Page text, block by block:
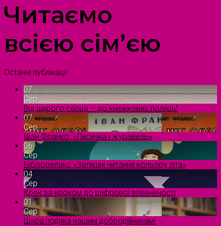
Читаємо
всією сім’єю
Останні публікації
07
Сер
Від щирого серця — до книжкових полиць!
07
Сер
Іван Франко. «Лисичка і журавель»
06
Сер
Бібліорелакс «Затишні читання кольору літа»
04
Сер
Крок за кроком до цифрової впевненості
01
Сер
Щира подяка нашим добродійникам!